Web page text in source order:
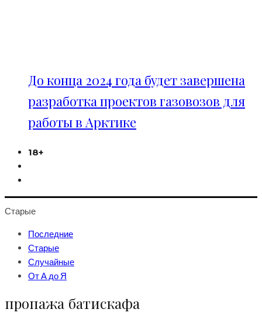
До конца 2024 года будет завершена
разработка проектов газовозов для
работы в Арктике
18+
Старые
Последние
Старые
Случайные
От А до Я
пропажа батискафа